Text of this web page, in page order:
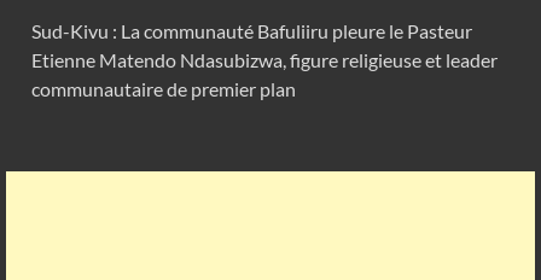
Sud-Kivu : La communauté Bafuliiru pleure le Pasteur
Etienne Matendo Ndasubizwa, figure religieuse et leader
communautaire de premier plan